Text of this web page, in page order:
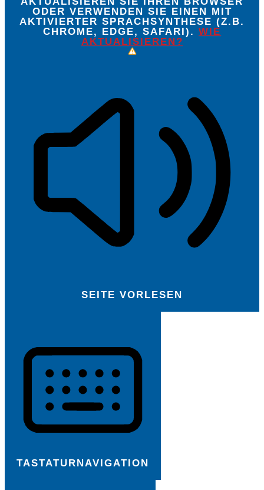
ODER VERWENDEN SIE EINEN MIT
AKTIVIERTER SPRACHSYNTHESE (Z.B.
CHROME, EDGE, SAFARI). WIE
AKTUALISIEREN?
SEITE VORLESEN
TASTATURNAVIGATION